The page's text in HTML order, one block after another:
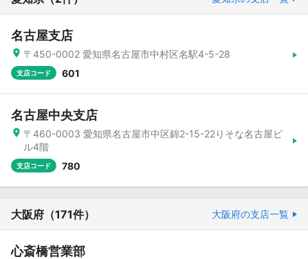
名古屋支店
〒450-0002 愛知県名古屋市中村区名駅4-5-28
支店コード 601
名古屋中央支店
〒460-0003 愛知県名古屋市中区錦2-15-22りそな名古屋ビ
ル4階
支店コード 780
大阪府 （171件） 大阪府の支店一覧
心斎橋営業部